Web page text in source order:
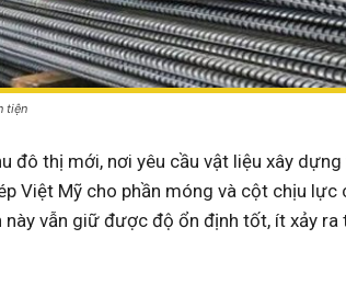
tiện
đô thị mới, nơi yêu cầu vật liệu xây
Việt Mỹ cho phần móng và cột chịu lực
vẫn giữ được độ ổn định tốt, ít xảy ra